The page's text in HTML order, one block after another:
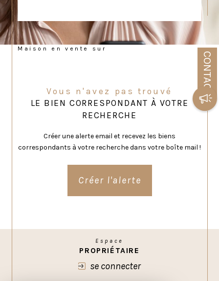
CONTACT
Maison en vente sur
Vous n'avez pas trouvé
LE BIEN CORRESPONDANT À VOTRE
RECHERCHE
Créer une alerte email et recevez les biens
correspondants à votre recherche dans votre boîte mail !
Créer l'alerte
Espace
PROPRIÉTAIRE
se connecter